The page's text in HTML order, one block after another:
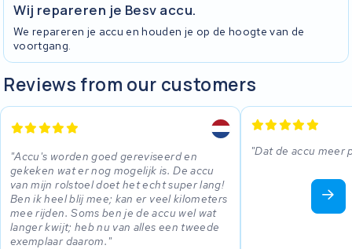
Wij repareren je Besv accu.
We repareren je accu en houden je op de hoogte van de
voortgang.
Reviews from our customers
Accu's worden goed gereviseerd en
gekeken wat er nog mogelijk is. De accu
van mijn rolstoel doet het echt super lang!
Ben ik heel blij mee; kan er veel kilometers
mee rijden. Soms ben je de accu wel wat
langer kwijt; heb nu van alles een tweede
exemplaar daarom.
Dat de accu meer